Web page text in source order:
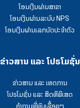
ໂອນເງິນຜ່ານສາຂາ
ໂອນເງິນຜ່ານລະບົບ NPS
ໂອນເງິນຜ່ານເລກບັດປະຈຳຕົວ
ຂ່າວສານ ແລະ ໂປຣໂມຊັ່ນ
ຂ່າວສານ ແລະ ເຫດການ
ໂປຣໂມຊັ່ນ ແລະ ສິດທິພິເສດ
ຄໍາຖາມທີ່ພົບເລື້ອຍໆ